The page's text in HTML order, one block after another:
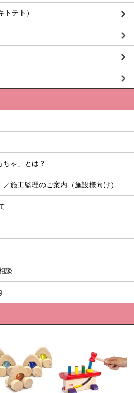
テト）
ちゃ」とは？
／施工監理のご案内（施設様向け）
談